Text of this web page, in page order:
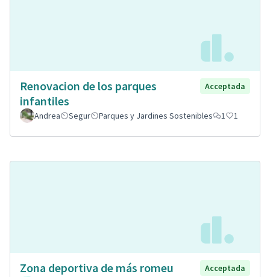
Renovacion de los parques
infantiles
Acceptada
Andrea Segur Parques y Jardines Sostenibles 1 1
Zona deportiva de más romeu
Acceptada